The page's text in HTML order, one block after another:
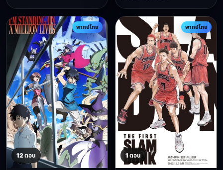
พากย์ไทย
12 ตอน
พากย์ไทย
1 ตอน